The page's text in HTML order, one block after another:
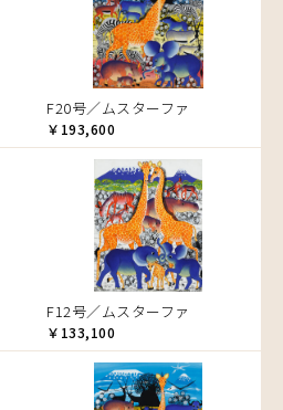
ゥ）
F20号／ムスターファ
￥193,600
F12号／ムスターファ
￥133,100